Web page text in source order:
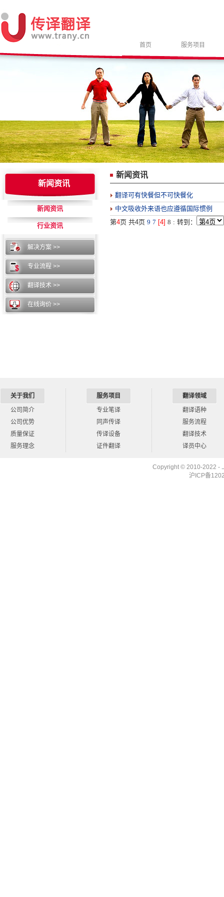
首页 服务项目
新闻资讯
新闻资讯
行业资讯
解决方案 >>
专业流程 >>
翻译技术 >>
在线询价 >>
新闻资讯
翻译可有快餐但不可快餐化
中文吸收外来语也应遵循国际惯例
第4页 共4页 9 7 [4] 8 : 转到：
关于我们
公司简介
公司优势
质量保证
服务理念
服务项目
专业笔译
同声传译
传译设备
证件翻译
翻译领域
翻译语种
服务流程
翻译技术
译员中心
Copyright © 2010-2022 -
沪ICP备